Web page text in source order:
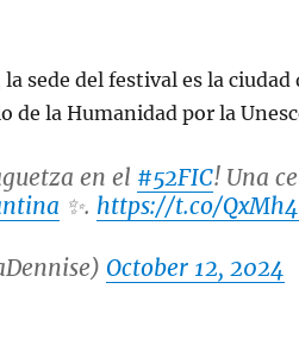
sede del festival es la ciudad
de la Humanidad por la
en el #52FIC! Una
✨. https://t.co/
October 12, 2024